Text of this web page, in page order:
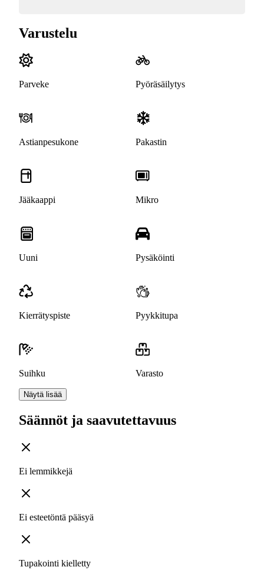
Varustelu
Parveke Pyöräsäilytys
Astianpesukone Pakastin
Jääkaappi Mikro
Uuni Pysäköinti
Kierrätyspiste Pyykkitupa
Suihku Varasto
Näytä lisää
Säännöt ja saavutettavuus
Ei lemmikkejä
Ei esteetöntä pääsyä
Tupakointi kielletty